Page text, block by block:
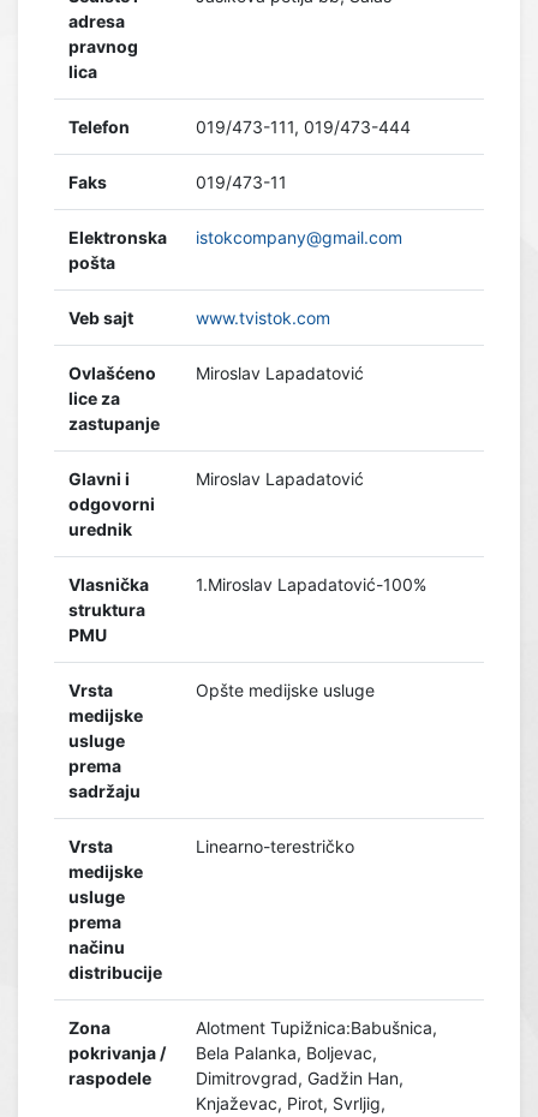
adresa
pravnog
lica
Telefon 019/473-111, 019/473-444
Faks 019/473-11
Elektronska
pošta
istokcompany@gmail.com
Veb sajt www.tvistok.com
Ovlašćeno
lice za
zastupanje
Miroslav Lapadatović
Glavni i
odgovorni
urednik
Miroslav Lapadatović
Vlasnička
struktura
PMU
1.Miroslav Lapadatović-100%
Vrsta
medijske
usluge
prema
sadržaju
Opšte medijske usluge
Vrsta
medijske
usluge
prema
načinu
distribucije
Linearno-terestričko
Zona
pokrivanja /
raspodele
Alotment Tupižnica:Babušnica,
Bela Palanka, Boljevac,
Dimitrovgrad, Gadžin Han,
Knjaževac, Pirot, Svrljig,